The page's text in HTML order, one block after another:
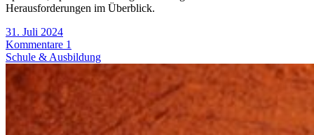
Herausforderungen im Überblick.
31. Juli 2024
Kommentare 1
Schule & Ausbildung